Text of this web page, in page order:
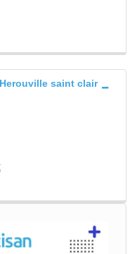
saint clair